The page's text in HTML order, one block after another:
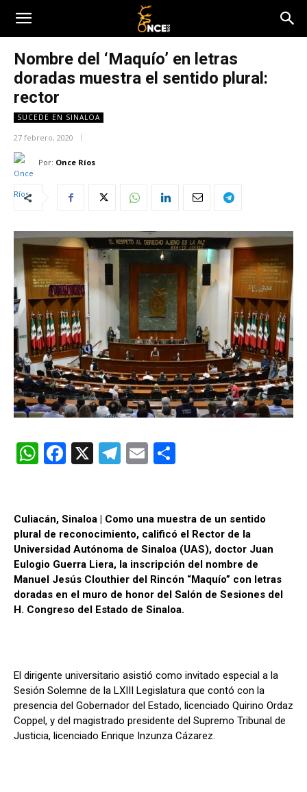
Nombre del ‘Maquío’ en letras
doradas muestra el sentido plural:
rector
SUCEDE EN SINALOA
27 febrero, 2020
Por: Once Ríos
W
s
A
p
p
F
b
o
o
k
X
T
gr
a
m
E
p
ar
tir
Culiacán, Sinaloa | Como una muestra de un sentido
plural de reconocimiento, calificó el Rector de la
Universidad Autónoma de Sinaloa (UAS), doctor Juan
Eulogio Guerra Liera, la inscripción del nombre de
Manuel Jesús Clouthier del Rincón “Maquío” con letras
doradas en el muro de honor del Salón de Sesiones del
H. Congreso del Estado de Sinaloa.
El dirigente universitario asistió como invitado especial a la
Sesión Solemne de la LXIII Legislatura que contó con la
presencia del Gobernador del Estado, licenciado Quirino Ordaz
Coppel, y del magistrado presidente del Supremo Tribunal de
Justicia, licenciado Enrique Inzunza Cázarez.